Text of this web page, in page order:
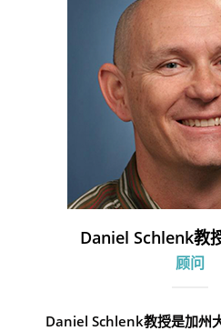
Daniel Schlenk教
顾问
Daniel Schlenk教授是加州